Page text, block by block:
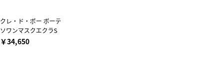
クレ・ド・ポー ボーテ
ソワンマスクエクラS
￥34,650